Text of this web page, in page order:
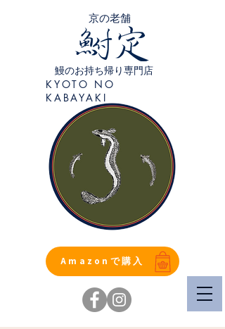
​京の老舗
鰻のお持ち帰り専門店
KYOTO NO
KABAYAKI
Amazonで購入